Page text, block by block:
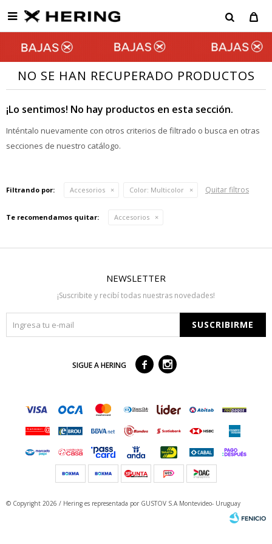

NO SE HAN RECUPERADO PRODUCTOS
¡Lo sentimos! No hay productos en esta sección.
Inténtalo nuevamente con otros criterios de filtrado o busca en otras
secciones de nuestro catálogo.
Filtrando por: Accesorios Color: Multicolor Quitar filtros
Te recomendamos quitar: Accesorios
NEWSLETTER
¡Suscribite y recibí todas nuestras novedades!
SUSCRIBIRME
SIGUE A HERING  
© Copyright 2026 / Hering es representada por GUSTOV S.A Montevideo- Uruguay